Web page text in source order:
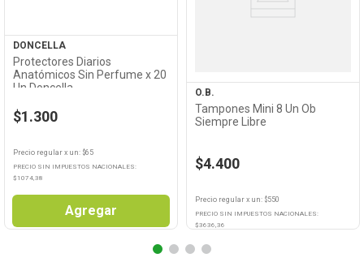
DONCELLA
Protectores Diarios
Anatómicos Sin Perfume x 20
Un Doncella
$1.300
Precio regular x un: $65
PRECIO SIN IMPUESTOS NACIONALES:
$ 1074,38
Agregar
O.B.
Tampones Mini 8 Un Ob
Siempre Libre
$4.400
Precio regular x un: $550
PRECIO SIN IMPUESTOS NACIONALES:
$3636,36